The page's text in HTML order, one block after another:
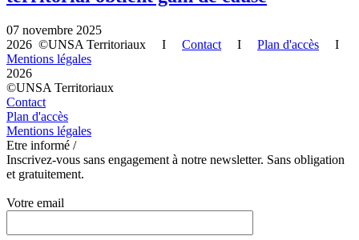
07 novembre 2025
2026 ©UNSA Territoriaux I Contact I Plan d'accès I
Mentions légales
2026
©UNSA Territoriaux
Contact
Plan d'accès
Mentions légales
Etre informé /
Inscrivez-vous sans engagement à notre newsletter. Sans obligation
et gratuitement.
Votre email